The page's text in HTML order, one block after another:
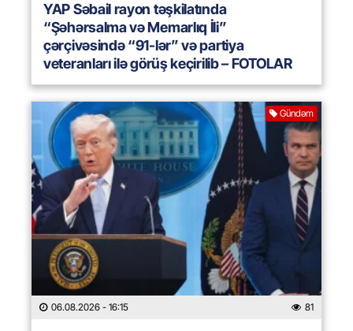
YAP Səbail rayon təşkilatında
“Şəhərsalma və Memarlıq İli”
çərçivəsində “91-lər” və partiya
veteranları ilə görüş keçirilib – FOTOLAR
Gündəm
06.08.2026 - 16:15 81